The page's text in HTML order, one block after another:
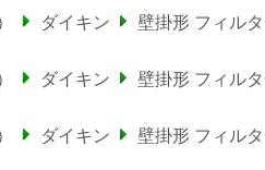
ダイキン
壁掛形 フィル
ダイキン
壁掛形 フィル
ダイキン
壁掛形 フィル